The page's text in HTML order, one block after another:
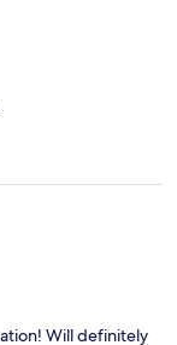
Will definitely